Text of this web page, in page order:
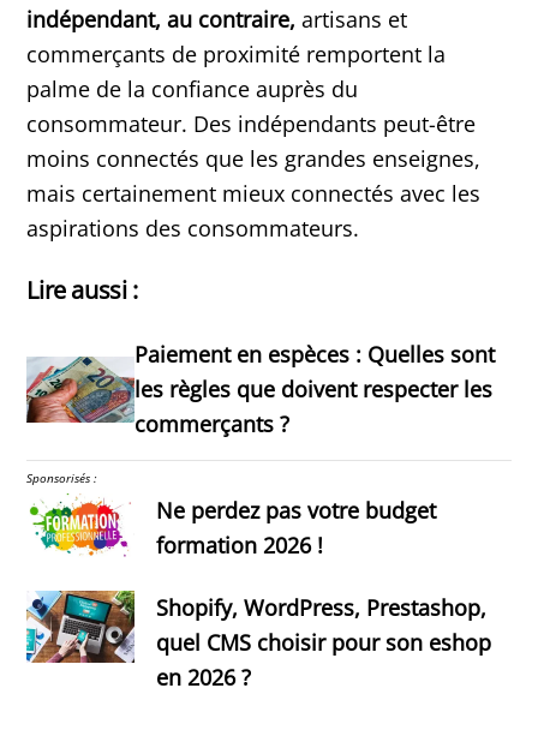
indépendant, au contraire,artisans et
commerçants de proximité remportent la
palme de la confiance auprès du
consommateur. Des indépendants peut-être
moins connectés que les grandes enseignes,
mais certainement mieux connectés avec les
aspirations des consommateurs.
Lire aussi :
Paiement en espèces : Quelles sont
les règles que doivent respecter les
commerçants ?
Sponsorisés :
Ne perdez pas votre budget
formation 2026 !
Shopify, WordPress, Prestashop,
quel CMS choisir pour son eshop
en 2026 ?